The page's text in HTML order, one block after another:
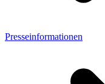
Presseinformationen